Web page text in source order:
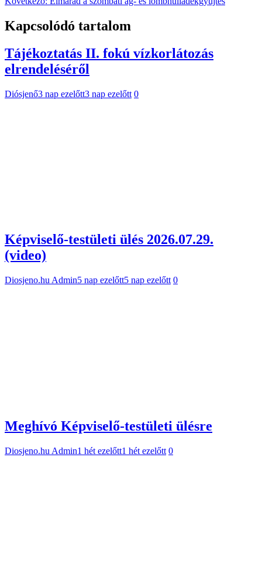
Kapcsolódó tartalom
Tájékoztatás II. fokú vízkorlátozás
elrendeléséről
Diósjenő3 nap ezelőtt3 nap ezelőtt 0
Képviselő-testületi ülés 2026.07.29.
(video)
Diosjeno.hu Admin5 nap ezelőtt5 nap ezelőtt 0
Meghívó Képviselő-testületi ülésre
Diosjeno.hu Admin1 hét ezelőtt1 hét ezelőtt 0